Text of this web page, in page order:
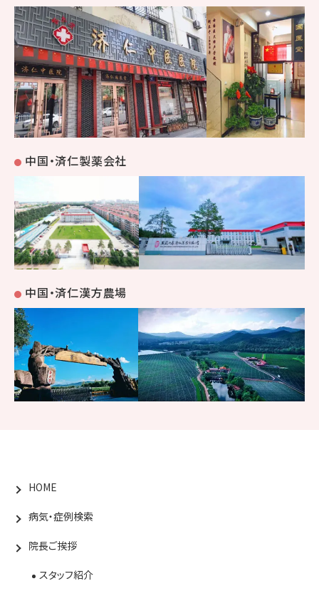
中国・済仁製薬会社
中国・済仁漢方農場
HOME
病気・症例検索
院長ご挨拶
スタッフ紹介